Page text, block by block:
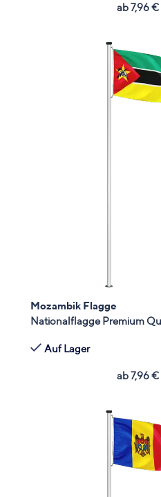
ab7,96€
Mozambik Flagge
Nationalflagge Premium
Auf Lager
ab7,96€